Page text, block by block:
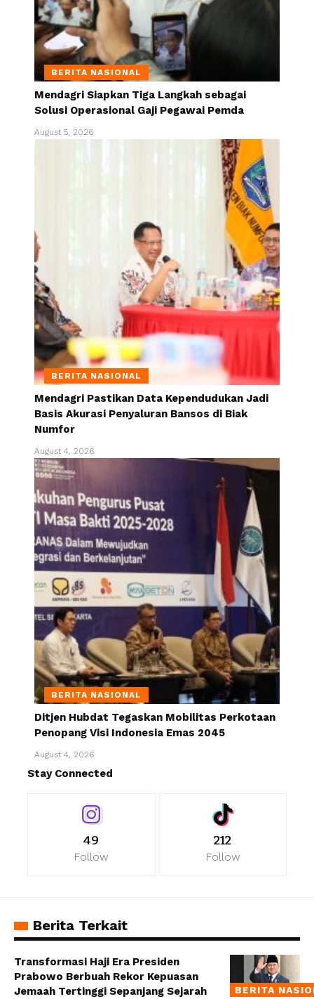
BERITA NASIONAL
Mendagri Siapkan Tiga Langkah sebagai
Solusi Operasional Gaji Pegawai Pemda
August 5, 2026
BERITA NASIONAL
Mendagri Pastikan Data Kependudukan Jadi
Basis Akurasi Penyaluran Bansos di Biak
Numfor
August 4, 2026
BERITA NASIONAL
Ditjen Hubdat Tegaskan Mobilitas Perkotaan
Penopang Visi Indonesia Emas 2045
August 4, 2026
Stay Connected
49
Follow
212
Follow
Berita Terkait
BERITA
Transformasi Haji Era Presiden
Prabowo Berbuah Rekor Kepuasan
Jemaah Tertinggi Sepanjang Sejarah